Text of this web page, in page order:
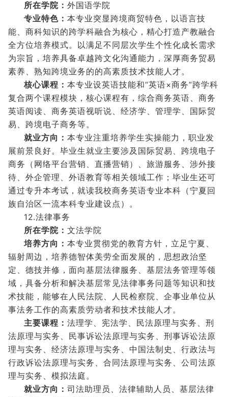
所在学院： 外国语学院
专业特色： 本专业突显跨境商贸特色，以语言技
能、商科知识的跨学科融合为核心，精心打造产教融合
全方位培养模式。以满足不同层次学生个性化成长需求
为宗旨，培养具备卓越跨文化沟通能力，深厚商务贸易
素养、熟知跨境业务的的高素质技术技能人才。
核心课程： 本专业设英语技能和“英语×商务”跨学科
复合两个课程模块，核心课程有，综合商务英语、商务
英语阅读、商务英语视听说、经济学、管理学、国际贸
易、跨境电子商务等。
就业方向： 本专业注重培养学生实操能力，职业发
展前景良好。毕业生就业主要涉及国际贸易、跨境电子
商务（网络平台营销、直播营销）、旅游服务、涉外接
待、外企管理、外语教育等相关领域工作；毕业生还可
通过专升本考试，就读我校商务英语专业本科（宁夏回
族自治区一流本科专业建设点）。
12.法律事务
所在学院： 文法学院
培养方向： 本专业贯彻党的教育方针，立足宁夏、
辐射周边，培养德智体美劳全面发展的，思想政治坚
定、德技并修，面向基层法律服务、基层法务管理等领
域，具备分析和解决基层常见法律事务问题等知识和技
术技能，能够在人民法院、人民检察院、企事业单位从
事法务工作的高素质劳动者和技术技能人才。
主要课程： 法理学、宪法学、民法原理与实务、刑
法原理与实务、民事诉讼法原理与实务、刑事诉讼法原
理与实务、经济法原理与实务、中国法制史、行政法与
行政诉讼法原理与实务、合同法原理与实务、公司法原
理与实务、模拟法庭。
就业方向： 司法助理员、法律辅助人员、基层法律